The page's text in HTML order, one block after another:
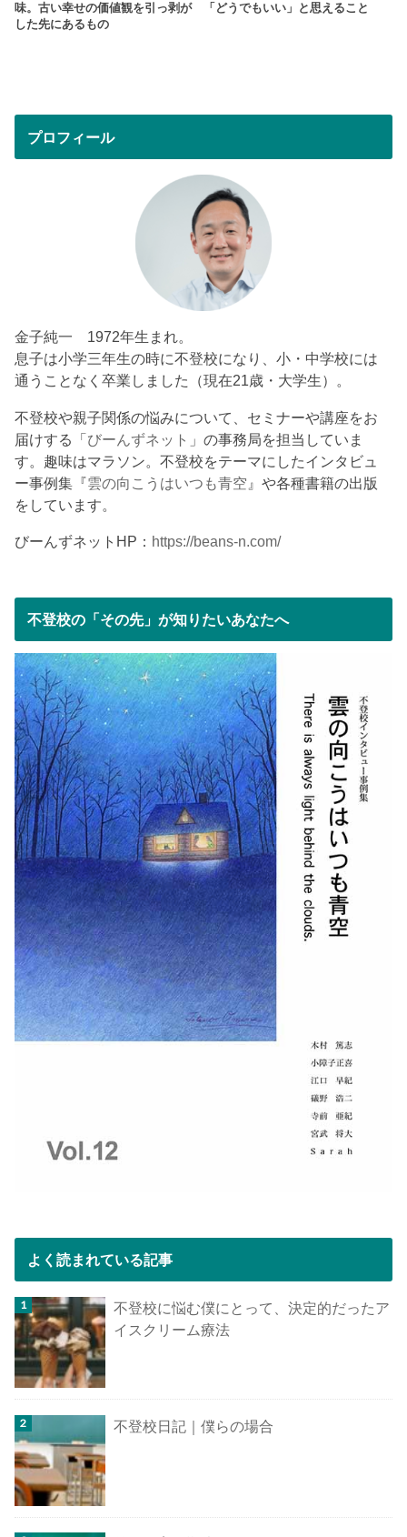
味。古い幸せの価値観を引っ剥が
した先にあるもの
「どうでもいい」と思えること
プロフィール
金子純一 1972年生まれ。
息子は小学三年生の時に不登校になり、小・中学校には
通うことなく卒業しました（現在21歳・大学生）。
不登校や親子関係の悩みについて、セミナーや講座をお
届けする「びーんずネット 」の事務局を担当していま
す。趣味はマラソン。不登校をテーマにしたインタビュ
ー事例集『雲の向こうはいつも青空 』や各種書籍の出版
をしています。
びーんずネットHP： https://beans-n.com/
不登校の「その先」が知りたいあなたへ
よく読まれている記事
不登校に悩む僕にとって、決定的だったア
イスクリーム療法
不登校日記｜僕らの場合